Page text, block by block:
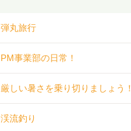
弾丸旅行
PM事業部の日常！
厳しい暑さを乗り切りましょう！
渓流釣り